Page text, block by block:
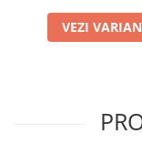
VEZI